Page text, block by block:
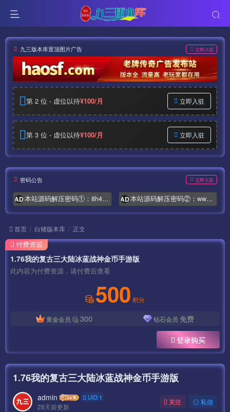
九三版本库置顶图片广告 立即入驻
第 2 位 - 虚位以待¥100/月 立即入驻
第 3 位 - 虚位以待¥100/月 立即入驻
密码公告 立即入驻
AD 本站源码解压密码①：8h4.com AD 本站源码解压密码②：www.syymw.com
首页 白猪版本库 正文
1.76我的复古三大陆冰蓝战神金币手游版
此内容为付费资源，请付费后查看
500 积分
黄金会员 300 钻石会员 免费
登录购买
付费资源
1.76我的复古三大陆冰蓝战神金币手游版
admin UID:1
28天前更新
关注 私信